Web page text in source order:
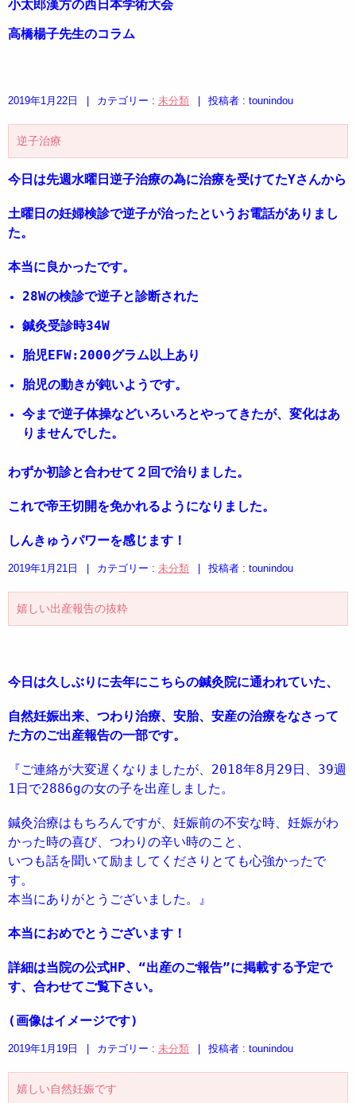
高橋楊子先生のコラム
2019年1月22日 カテゴリー : 未分類 投稿者 : tounindou
逆子治療
今日は先週水曜日逆子治療の為に治療を受けてたYさんから
土曜日の妊婦検診で逆子が治ったというお電話がありまし
た。
本当に良かったです。
28Wの検診で逆子と診断された
鍼灸受診時34W
胎児EFW:2000グラム以上あり
胎児の動きが鈍いようです。
今まで逆子体操などいろいろとやってきたが、変化はあ
りませんでした。
わずか初診と合わせて２回で治りました。
これで帝王切開を免かれるようになりました。
しんきゅうパワーを感じます！
2019年1月21日 カテゴリー : 未分類 投稿者 : tounindou
嬉しい出産報告の抜粋
今日は久しぶりに去年にこちらの鍼灸院に通われていた、
自然妊娠出来、つわり治療、安胎、安産の治療をなさって
た方のご出産報告の一部です。
『ご連絡が大変遅くなりましたが、2018年8月29日、39週
1日で2886gの女の子を出産しました。
鍼灸治療はもちろんですが、妊娠前の不安な時、妊娠がわ
かった時の喜び、つわりの辛い時のこと、
いつも話を聞いて励ましてくださりとても心強かったで
す。
本当にありがとうございました。』
本当におめでとうございます！
詳細は当院の公式HP、“出産のご報告”に掲載する予定で
す、合わせてご覧下さい。
(画像はイメージです)
2019年1月19日 カテゴリー : 未分類 投稿者 : tounindou
嬉しい自然妊娠です